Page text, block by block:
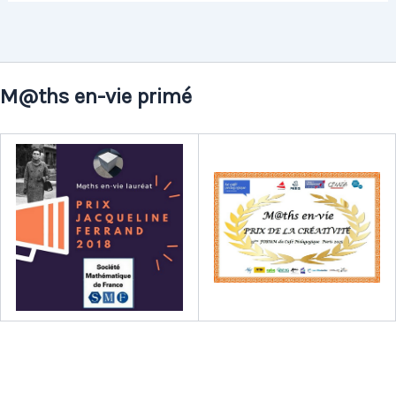
M@ths en-vie primé